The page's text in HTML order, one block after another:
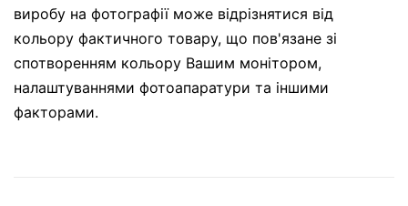
виробу на фотографії може відрізнятися від
кольору фактичного товару, що пов'язане зі
спотворенням кольору Вашим монітором,
налаштуваннями фотоапаратури та іншими
факторами.